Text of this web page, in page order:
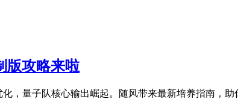
版攻略来啦
，量子队核心输出崛起。随风带来最新培养指南，